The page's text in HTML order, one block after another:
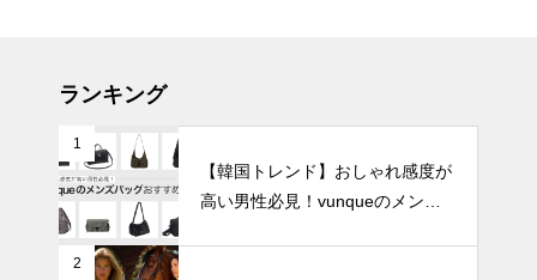
ランキング
1
【韓国トレンド】おしゃれ感度が
高い男性必見！vunqueのメンズ
2